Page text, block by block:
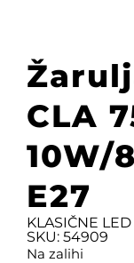
CLA
10W/
E27
KLASIČNE
SKU: 54909
Na zalihi